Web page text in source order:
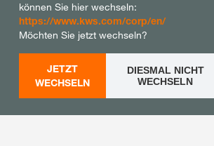
können Sie hier wechseln:
https://www.kws.com/corp/en/
Möchten Sie jetzt wechseln?
JETZT
WECHSELN
DIESMAL NICHT
WECHSELN